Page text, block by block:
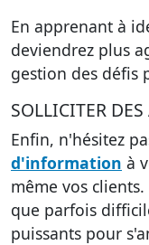
En apprenant à
deviendrez plus
gestion des défis
SOLLICITER
Enfin, n'hésitez
d'information à
même vos
que parfois
puissants pour